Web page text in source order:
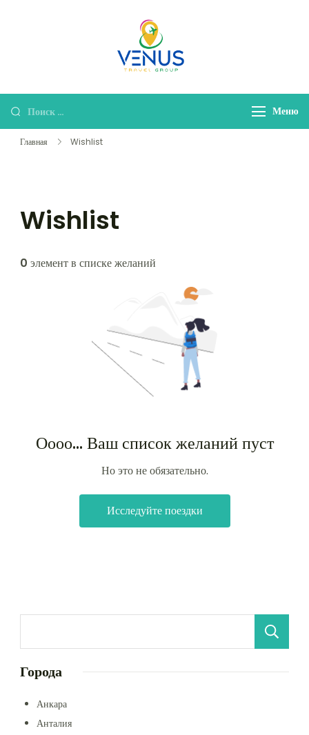
Меню
Главная Wishlist
Wishlist
0 элемент в списке желаний
Оооо... Ваш список желаний пуст
Но это не обязательно.
Исследуйте поездки
Города
Анкара
Анталия